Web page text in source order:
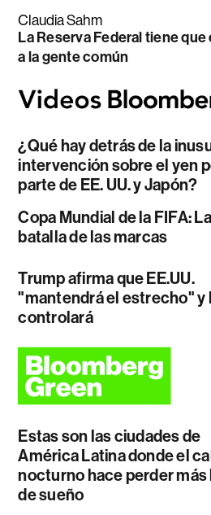
Claudia Sahm
La Reserva Federal tiene
a la gente común
¿Qué hay detrás de la
intervención sobre el yen
parte de EE. UU. y Japón?
Copa Mundial de la FIFA: La
batalla de las marcas
Trump afirma que EE.UU.
"mantendrá el estrecho" y
controlará
Estas son las ciudades de
América Latina donde el
nocturno hace perder más
de sueño